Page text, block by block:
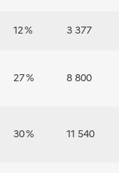
12 % 3 377
27 % 8 800
30 % 11 540